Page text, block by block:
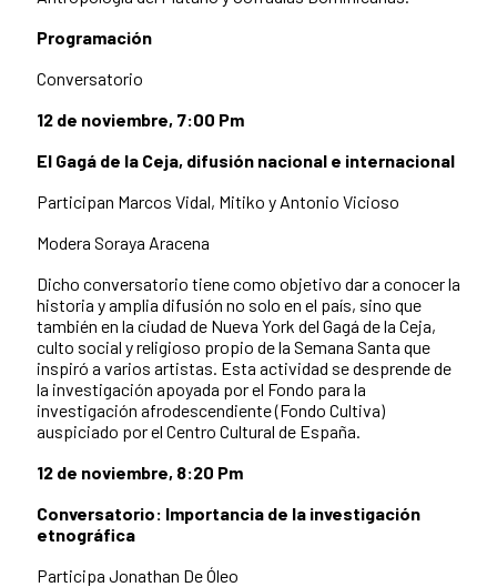
Programación
Conversatorio
12 de noviembre, 7:00 Pm
El Gagá de la Ceja, difusión nacional e internacional
Participan Marcos Vidal, Mitiko y Antonio Vicioso
Modera Soraya Aracena
Dicho conversatorio tiene como objetivo dar a conocer la
historia y amplia difusión no solo en el país, sino que
también en la ciudad de Nueva York del Gagá de la Ceja,
culto social y religioso propio de la Semana Santa que
inspiró a varios artistas. Esta actividad se desprende de
la investigación apoyada por el Fondo para la
investigación afrodescendiente (Fondo Cultiva)
auspiciado por el Centro Cultural de España.
12 de noviembre, 8:20 Pm
Conversatorio: Importancia de la investigación
etnográfica
Participa Jonathan De Óleo